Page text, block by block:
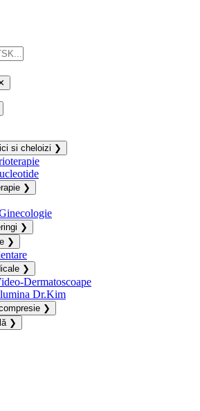
si cheloizi ❯
❯
❯
❯
❯
Dermatoscoape
Dr.Kim
❯
❯